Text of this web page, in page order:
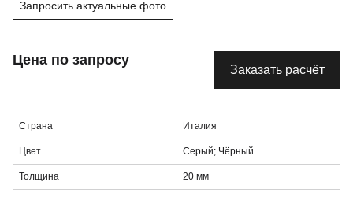
Запросить актуальные фото
Цена по запросу
Заказать расчёт
Страна Италия
Цвет Серый; Чёрный
Толщина 20 мм